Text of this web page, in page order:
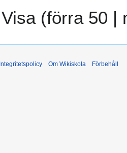
Visa (förra 50 |
Integritetspolicy Om Wikiskola Förbehåll